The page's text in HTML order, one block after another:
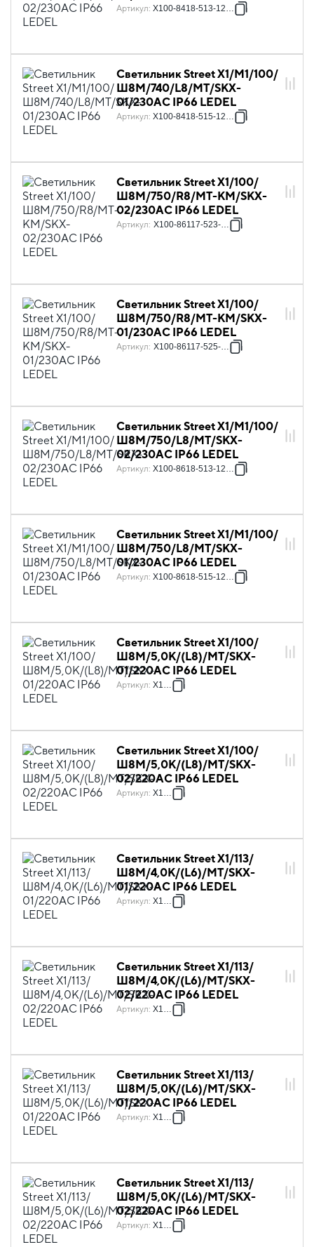
Артикул: X100-8418-513-12841
Светильник Street X1/M1/100/
Ш8M/740/L8/MT/SKX-
01/230АС IP66 LEDEL
Артикул: X100-8418-515-12841
Светильник Street X1/100/
Ш8M/750/R8/MT-KM/SKX-
02/230AC IP66 LEDEL
Артикул: X100-86117-523-128
Светильник Street X1/100/
Ш8M/750/R8/MT-KM/SKX-
01/230AC IP66 LEDEL
Артикул: X100-86117-525-128
Светильник Street X1/M1/100/
Ш8M/750/L8/MT/SKX-
02/230АС IP66 LEDEL
Артикул: X100-8618-513-12841
Светильник Street X1/M1/100/
Ш8M/750/L8/MT/SKX-
01/230АС IP66 LEDEL
Артикул: X100-8618-515-12841
Светильник Street X1/100/
Ш8M/5,0К/(L8)/MT/SKX-
01/220AC IP66 LEDEL
Артикул: X1009
Светильник Street X1/100/
Ш8M/5,0К/(L8)/MT/SKX-
02/220AC IP66 LEDEL
Артикул: X1010
Светильник Street X1/113/
Ш8M/4,0К/(L6)/MT/SKX-
01/220AC IP66 LEDEL
Артикул: X1020
Светильник Street X1/113/
Ш8M/4,0К/(L6)/MT/SKX-
02/220AC IP66 LEDEL
Артикул: X1021
Светильник Street X1/113/
Ш8M/5,0К/(L6)/MT/SKX-
01/220AC IP66 LEDEL
Артикул: X1022
Светильник Street X1/113/
Ш8M/5,0К/(L6)/MT/SKX-
02/220AC IP66 LEDEL
Артикул: X1023